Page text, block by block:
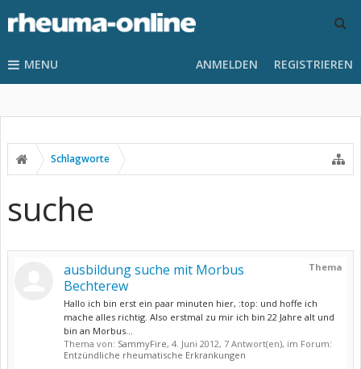
MENU ANMELDEN REGISTRIEREN
Schlagworte
suche
Thema
ausbildung suche mit Morbus
Bechterew
Hallo ich bin erst ein paar minuten hier, :top: und hoffe ich
mache alles richtig. Also erstmal zu mir ich bin 22 Jahre alt und
bin an Morbus...
Thema von: SammyFire, 4. Juni 2012, 7 Antwort(en), im Forum:
Entzündliche rheumatische Erkrankungen